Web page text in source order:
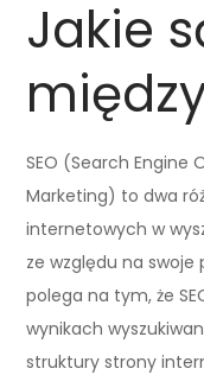
Jakie
między
SEO (Search Engine
Marketing) to dwa
internetowych w
ze względu na swoje
polega na tym, że
wynikach
struktury strony